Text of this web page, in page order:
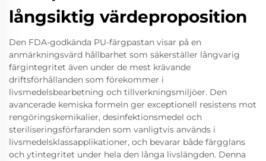
långsiktig värdeproposition
Den FDA-godkända PU-färgpastan visar på en
anmärkningsvärd hållbarhet som säkerställer långvarig
färgintegritet även under de mest krävande
driftsförhållanden som förekommer i
livsmedelsbearbetning och tillverkningsmiljöer. Den
avancerade kemiska formeln ger exceptionell resistens mot
rengöringskemikalier, desinfektionsmedel och
steriliseringsförfaranden som vanligtvis används i
livsmedelsklassapplikationer, och bevarar både färgglans
och ytintegritet under hela den långa livslängden. Denna